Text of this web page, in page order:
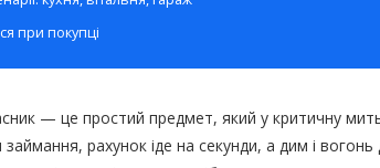
при покупці
— це простий предмет, який у критичну
рахунок іде на секунди, а дим і